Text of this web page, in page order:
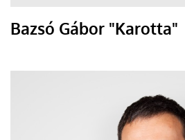
Bazsó Gábor "Karotta"